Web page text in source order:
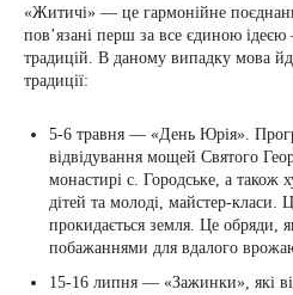
«Житичі» — це гармонійне
пов’язані перш за все єдиною
традицій. В даному випадку мова
традиції:
5-6 травня — «День Юрія».
відвідування мощей Святого
монастирі с. Городське, а також
дітей та молоді, майстер-класи.
прокидається земля. Це обряди,
побажаннями для вдалого
15-16 липня — «Зажинки», які